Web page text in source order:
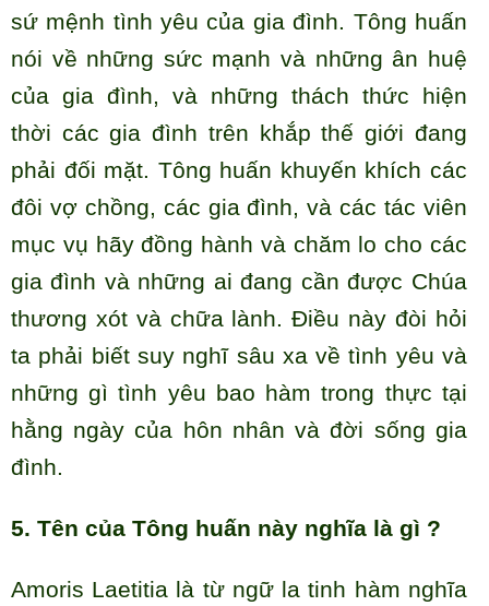
sứ mệnh tình yêu của gia đình. Tông huấn
nói về những sức mạnh và những ân huệ
của gia đình, và những thách thức hiện
thời các gia đình trên khắp thế giới đang
phải đối mặt. Tông huấn khuyến khích các
đôi vợ chồng, các gia đình, và các tác viên
mục vụ hãy đồng hành và chăm lo cho các
gia đình và những ai đang cần được Chúa
thương xót và chữa lành. Điều này đòi hỏi
ta phải biết suy nghĩ sâu xa về tình yêu và
những gì tình yêu bao hàm trong thực tại
hằng ngày của hôn nhân và đời sống gia
đình.
5. Tên của Tông huấn này nghĩa là gì ?
Amoris Laetitia là từ ngữ la tinh hàm nghĩa